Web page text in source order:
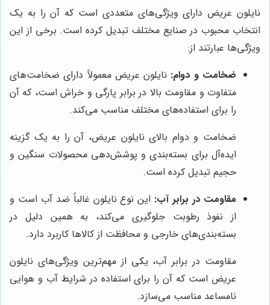
نایلون عریض دارای ویژگی‌های متعددی است که آن را به یک
انتخاب محبوب در صنایع مختلف تبدیل کرده است. برخی از این
ویژگی‌ها عبارتند از:
ضخامت و دوام: نایلون عریض معمولاً دارای ضخامت‌های
متفاوت و مقاومت بالا در برابر پارگی و خراش است، که آن
را برای استفاده‌های مختلف مناسب می‌کند.
ضخامت و دوام بالای نایلون عریض، آن را به یک گزینه
ایده‌آل برای بسته‌بندی و پوشش‌دهی محصولات سنگین و
حجیم تبدیل کرده است.
مقاومت در برابر آب: این نوع نایلون غالباً ضد آب است و
از نفوذ رطوبت جلوگیری می‌کند، به همین دلیل در
بسته‌بندی‌های خارجی و محافظت از کالاها کاربرد دارد.
مقاومت در برابر آب، یکی از مهم‌ترین ویژگی‌های نایلون
عریض است که آن را برای استفاده در شرایط آب و هوایی
نامساعد مناسب می‌سازد.